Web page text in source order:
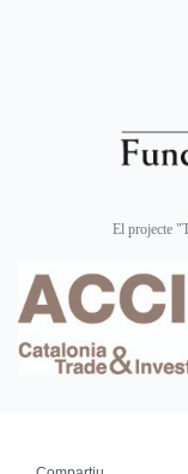
El projecte